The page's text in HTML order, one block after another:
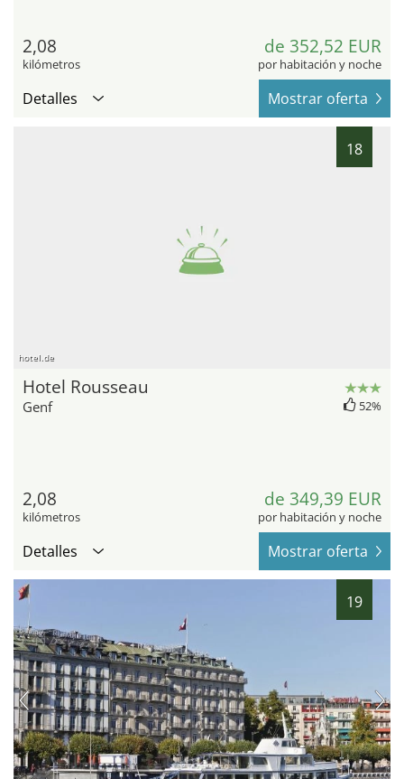
2,08
kilómetros
de 352,52 EUR
por habitación y noche
Detalles Mostrar oferta
18
hotel.de
Hotel Rousseau
Genf 52%
2,08
kilómetros
de 349,39 EUR
por habitación y noche
Detalles Mostrar oferta
19